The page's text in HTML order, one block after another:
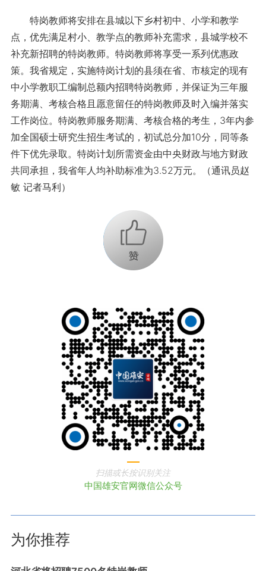
特岗教师将安排在县城以下乡村初中、小学和教学
点，优先满足村小、教学点的教师补充需求，县城学校不
补充新招聘的特岗教师。特岗教师将享受一系列优惠政
策。我省规定，实施特岗计划的县须在省、市核定的现有
中小学教职工编制总额内招聘特岗教师，并保证为三年服
务期满、考核合格且愿意留任的特岗教师及时入编并落实
工作岗位。特岗教师服务期满、考核合格的考生，3年内参
加全国硕士研究生招生考试的，初试总分加10分，同等条
件下优先录取。特岗计划所需资金由中央财政与地方财政
共同承担，我省年人均补助标准为3.52万元。（通讯员赵
敏 记者马利）
+1
扫描或长按识别关注
中国雄安官网微信公众号
为你推荐